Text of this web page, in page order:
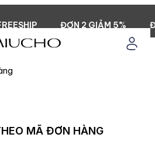
ĐƠN 2 GIẢM 5%
MÃ ĐƠN HÀNG